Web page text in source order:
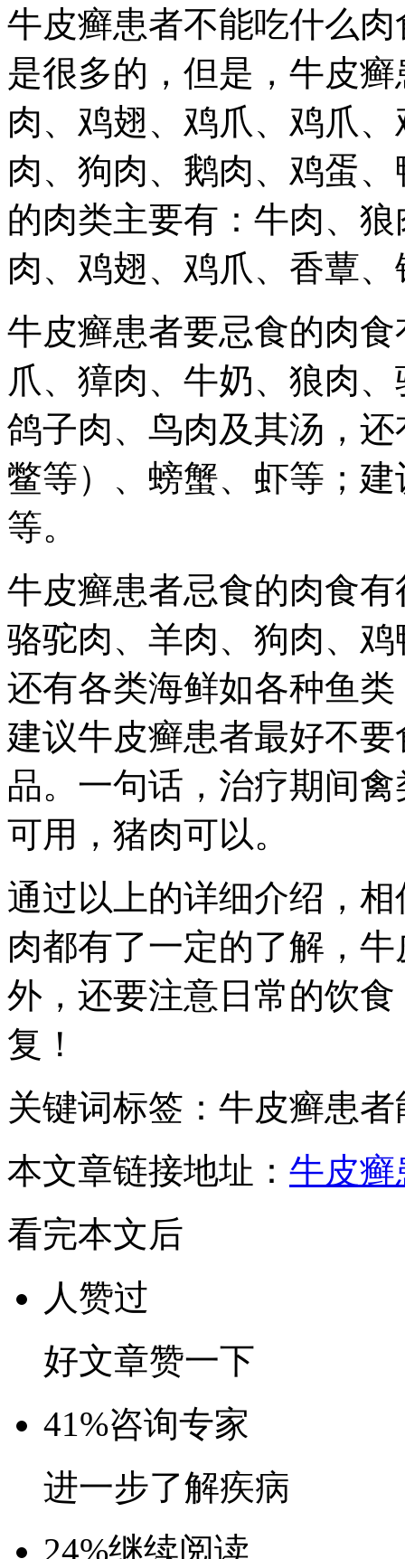
牛皮癣患者不能吃什么
是很多的，但是，牛皮
肉、鸡翅、鸡爪、鸡爪
肉、狗肉、鹅肉、鸡蛋
的肉类主要有：牛肉、
肉、鸡翅、鸡爪、香蕈
牛皮癣患者要忌食的肉
爪、獐肉、牛奶、狼肉
鸽子肉、鸟肉及其汤，
鳖等）、螃蟹、虾等；
等。
牛皮癣患者忌食的肉食
骆驼肉、羊肉、狗肉、
还有各类海鲜如各种鱼
建议牛皮癣患者最好不
品。一句话，治疗期间
可用，猪肉可以。
通过以上的详细介绍，
肉都有了一定的了解，
外，还要注意日常的饮
复！
关键词标签：牛皮癣患
本文章链接地址： 牛皮癣
看完本文后
人赞过
好文章赞一下
41%咨询专家
进一步了解疾病
24%继续阅读